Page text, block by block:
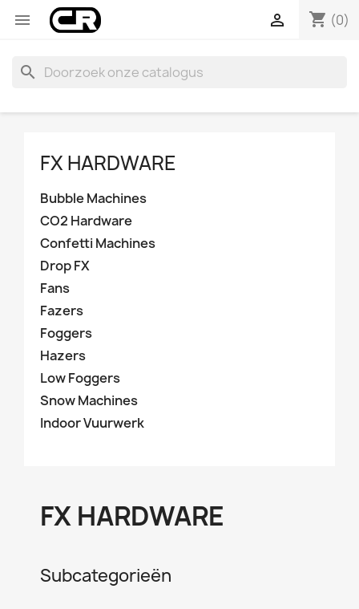
 shopping_cart (0)

search
FX HARDWARE
Bubble Machines
CO2 Hardware
Confetti Machines
Drop FX
Fans
Fazers
Foggers
Hazers
Low Foggers
Snow Machines
Indoor Vuurwerk
FX HARDWARE
Subcategorieën